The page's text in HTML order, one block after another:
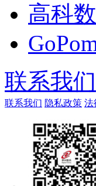
高科
联系我们
联系我们 隐私政策 法